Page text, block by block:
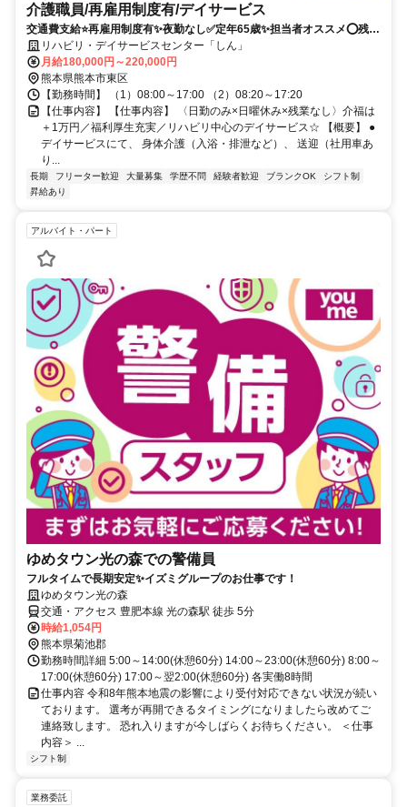
介護職員/再雇用制度有/デイサービス
交通費支給⭐️再雇用制度有✨夜勤なし✅️定年65歳✨担当者オススメ⭕️残業
なし✨経験者優遇❗️車通勤ＯＫ
リハビリ・デイサービスセンター「しん」
月給180,000円～220,000円
熊本県熊本市東区
【勤務時間】 （1）08:00～17:00 （2）08:20～17:20
【仕事内容】 【仕事内容】 〈日勤のみ×日曜休み×残業なし〉介福は
＋1万円／福利厚生充実／リハビリ中心のデイサービス☆ 【概要】 ●
デイサービスにて、 身体介護（入浴・排泄など）、 送迎（社用車あ
り...
長期 フリーター歓迎 大量募集 学歴不問 経験者歓迎 ブランクOK
シフト制
昇給あり
アルバイト・パート
ゆめタウン光の森での警備員
フルタイムで長期安定✨イズミグループのお仕事です！
ゆめタウン光の森
交通・アクセス 豊肥本線 光の森駅 徒歩 5分
時給1,054円
熊本県菊池郡
勤務時間詳細 5:00～14:00(休憩60分) 14:00～23:00(休憩60分) 8:00～
17:00(休憩60分) 17:00～翌2:00(休憩60分) 各実働8時間
仕事内容 令和8年熊本地震の影響により受付対応できない状況が続い
ております。 選考が再開できるタイミングになりましたら改めてご
連絡致します。 恐れ入りますが今しばらくお待ちください。 ＜仕事
内容＞ ...
シフト制
業務委託